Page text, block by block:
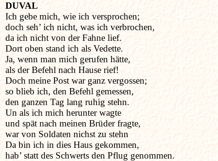
DUVAL
Ich gebe mich, wie ich versprochen;
doch seh’ ich nicht, was ich verbrochen,
da ich nicht von der Fahne lief.
Dort oben stand ich als Vedette.
Ja, wenn man mich gerufen hätte,
als der Befehl nach Hause rief!
Doch meine Post war ganz vergossen;
so blieb ich, den Befehl gemessen,
den ganzen Tag lang ruhig stehn.
Un als ich mich herunter wagte
und spät nach meinen Brüder fragte,
war von Soldaten nichst zu stehn
Da bin ich in dies Haus gekommen,
hab’ statt des Schwerts den Pflug genommen.